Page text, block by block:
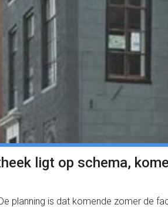
ligt op schema,
planning is dat komende zomer de